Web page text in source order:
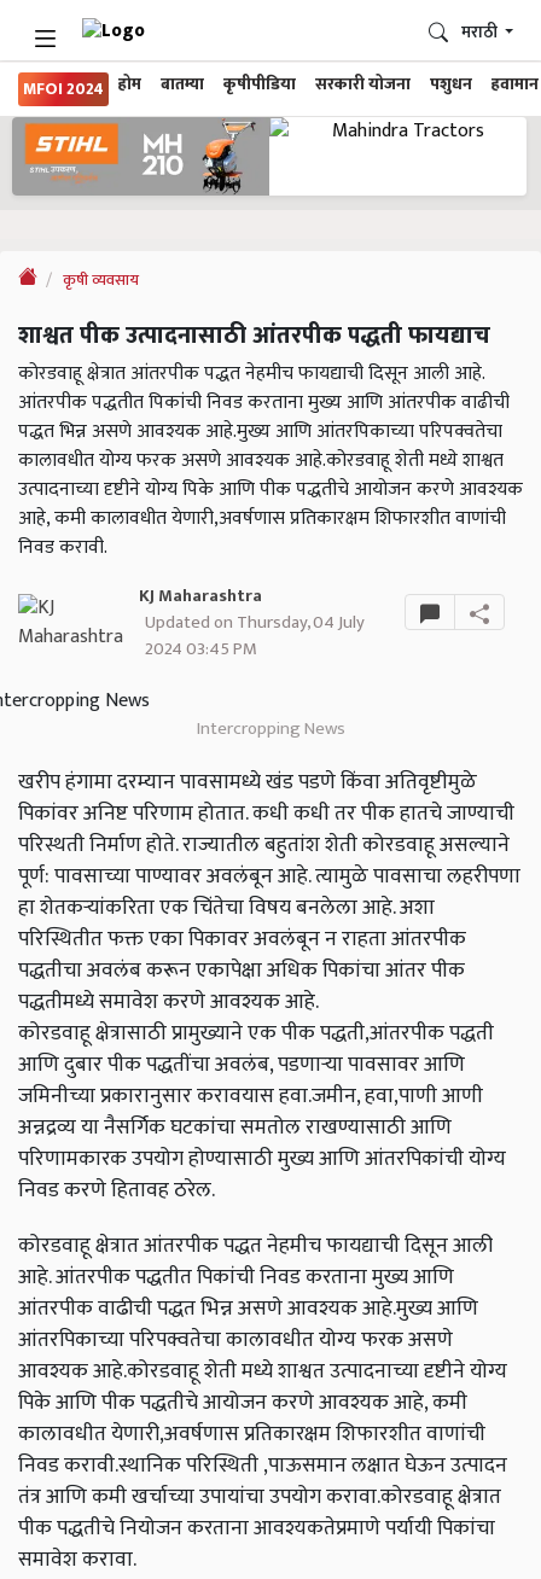
MFOI 2024 होम बातम्या कृषीपीडिया सरकारी योजना पशुधन हवामान
मराठी
कृषी व्यवसाय
शाश्वत पीक उत्पादनासाठी आंतरपीक पद्धती फायद्याच
कोरडवाहू क्षेत्रात आंतरपीक पद्धत नेहमीच फायद्याची दिसून आली आहे.
आंतरपीक पद्धतीत पिकांची निवड करताना मुख्य आणि आंतरपीक वाढीची
पद्धत भिन्न असणे आवश्यक आहे.मुख्य आणि आंतरपिकाच्या परिपक्वतेचा
कालावधीत योग्य फरक असणे आवश्यक आहे.कोरडवाहू शेती मध्ये शाश्वत
उत्पादनाच्या दृष्टीने योग्य पिके आणि पीक पद्धतीचे आयोजन करणे आवश्यक
आहे, कमी कालावधीत येणारी,अवर्षणास प्रतिकारक्षम शिफारशीत वाणांची
निवड करावी.
KJ Maharashtra
Updated on Thursday, 04 July
2024 03:45 PM
Intercropping News
खरीप हंगामा दरम्यान पावसामध्ये खंड पडणे किंवा अतिवृष्टीमुळे
पिकांवर अनिष्ट परिणाम होतात. कधी कधी तर पीक हातचे जाण्याची
परिस्थती निर्माण होते. राज्यातील बहुतांश शेती कोरडवाहू असल्याने
पूर्ण: पावसाच्या पाण्यावर अवलंबून आहे. त्यामुळे पावसाचा लहरीपणा
हा शेतकऱ्यांकरिता एक चिंतेचा विषय बनलेला आहे. अशा
परिस्थितीत फक्त एका पिकावर अवलंबून न राहता आंतरपीक
पद्धतीचा अवलंब करून एकापेक्षा अधिक पिकांचा आंतर पीक
पद्धतीमध्ये समावेश करणे आवश्यक आहे.
कोरडवाहू क्षेत्रासाठी प्रामुख्याने एक पीक पद्धती,आंतरपीक पद्धती
आणि दुबार पीक पद्धतींचा अवलंब, पडणाऱ्या पावसावर आणि
जमिनीच्या प्रकारानुसार करावयास हवा.जमीन, हवा,पाणी आणी
अन्नद्रव्य या नैसर्गिक घटकांचा समतोल राखण्यासाठी आणि
परिणामकारक उपयोग होण्यासाठी मुख्य आणि आंतरपिकांची योग्य
निवड करणे हितावह ठरेल.
कोरडवाहू क्षेत्रात आंतरपीक पद्धत नेहमीच फायद्याची दिसून आली
आहे. आंतरपीक पद्धतीत पिकांची निवड करताना मुख्य आणि
आंतरपीक वाढीची पद्धत भिन्न असणे आवश्यक आहे.मुख्य आणि
आंतरपिकाच्या परिपक्वतेचा कालावधीत योग्य फरक असणे
आवश्यक आहे.कोरडवाहू शेती मध्ये शाश्वत उत्पादनाच्या दृष्टीने योग्य
पिके आणि पीक पद्धतीचे आयोजन करणे आवश्यक आहे, कमी
कालावधीत येणारी,अवर्षणास प्रतिकारक्षम शिफारशीत वाणांची
निवड करावी.स्थानिक परिस्थिती ,पाऊसमान लक्षात घेऊन उत्पादन
तंत्र आणि कमी खर्चाच्या उपायांचा उपयोग करावा.कोरडवाहू क्षेत्रात
पीक पद्धतीचे नियोजन करताना आवश्यकतेप्रमाणे पर्यायी पिकांचा
समावेश करावा.